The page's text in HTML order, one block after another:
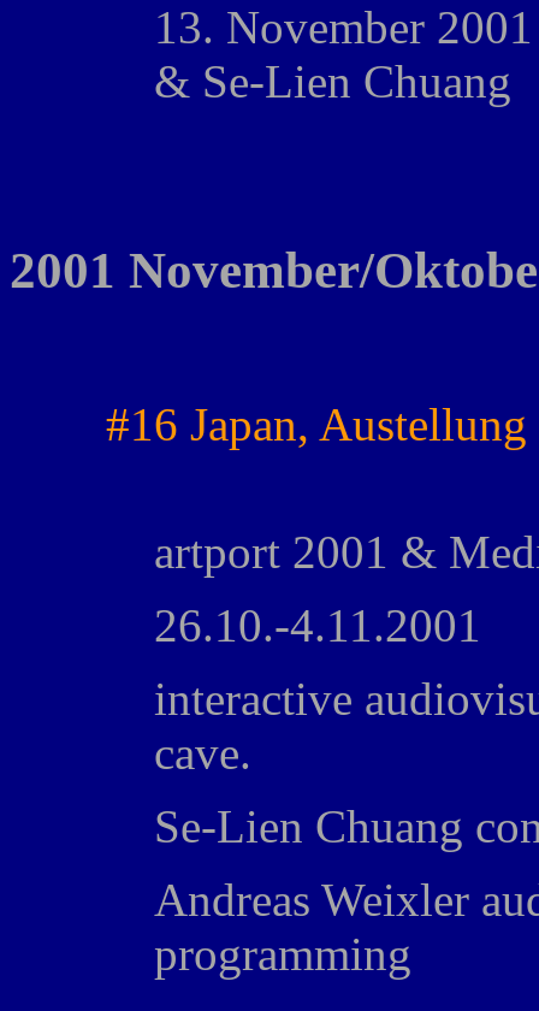
13. November
& Se-Lien Chuang
2001 November/
#16 Japan, Austellung
artport 2001 &
26.10.-4.11.2001
interactive
cave.
Se-Lien Chuang
Andreas Weixler
programming